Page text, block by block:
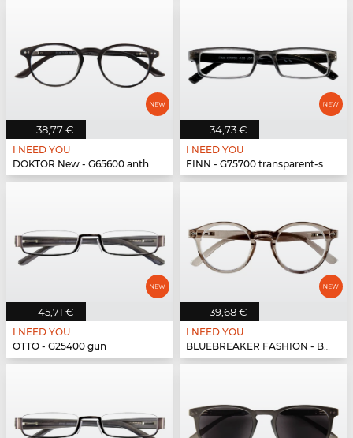
38,77 €
I NEED YOU
DOKTOR New - G65600 anthrazit
34,73 €
I NEED YOU
FINN - G75700 transparent-schwarz
45,71 €
I NEED YOU
OTTO - G25400 gun
39,68 €
I NEED YOU
BLUEBREAKER FASHION - BLUEBR Fashion G79600 grau